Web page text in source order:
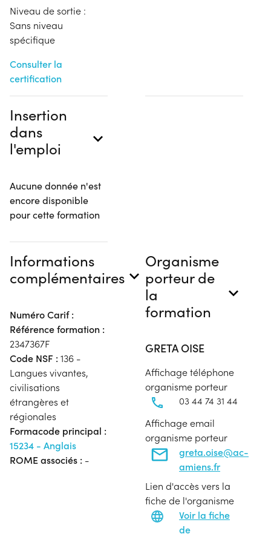
Niveau de sortie :
Sans niveau
spécifique
Consulter la
certification
Insertion
dans
l'emploi
Aucune donnée n'est
encore disponible
pour cette formation
Informations
complémentaires
Numéro Carif :
Référence formation :
2347367F
Code NSF : 136 -
Langues vivantes,
civilisations
étrangères et
régionales
Formacode principal :
15234 - Anglais
ROME associés : -
Organisme
porteur de
la
formation
GRETA OISE
Affichage téléphone
organisme porteur
03 44 74 31 44
Affichage email
organisme porteur
greta.oise@ac-
amiens.fr
Lien d'accès vers la
fiche de l'organisme
Voir la fiche
de